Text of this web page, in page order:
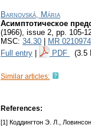
Barnovská, Mária
Асимптотическое
(1966), issue 2, pp. 105-
MSC: 34.30 MR 0210974
Full entry
PDF (3.5
Similar articles:
References:
[1] Коддингтон Э. Л.,